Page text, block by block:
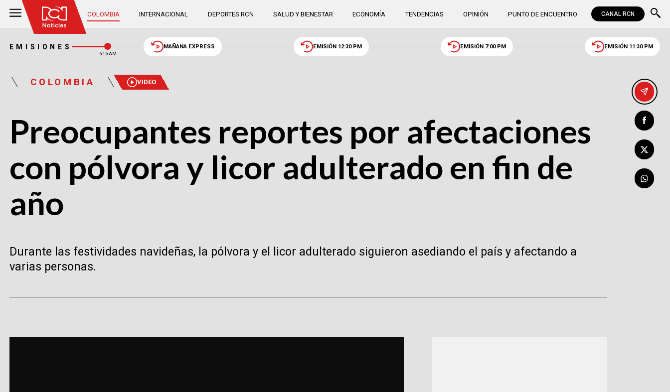
COLOMBIA INTERNACIONAL DEPORTES RCN SALUD Y BIENESTAR ECONOMÍA TENDENCIAS OPINIÓN PUNTO DE ENCUENTRO CANAL RCN
EMISIONES
6:16 AM
MAÑANA EXPRESS EMISIÓN 12:30 PM EMISIÓN 7:00 PM EMISIÓN 11:30 PM
COLOMBIA VIDEO
Preocupantes reportes por afectaciones
con pólvora y licor adulterado en fin de
año
Durante las festividades navideñas, la pólvora y el licor adulterado siguieron asediando el país y afectando a
varias personas.